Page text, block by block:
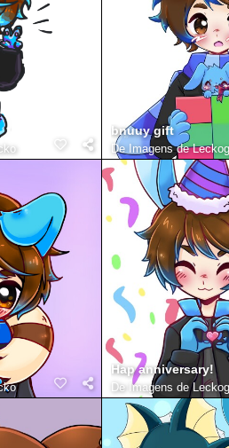
bnuuy gift
De Imagens de
Hap anniversary!
De Imagens de